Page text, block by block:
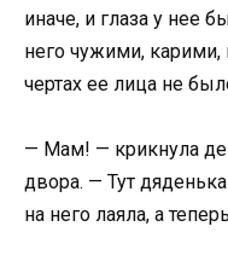
иначе, и глаза у нее
него чужими, карими,
чертах ее лица не
— Мам! — крикнула
двора. — Тут
на него лаяла, а